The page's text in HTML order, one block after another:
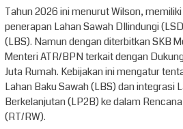
Tahun 2026 ini menurut Wilson,
penerapan Lahan Sawah DIlindungi
(LBS). Namun dengan diterbitkan SKB
Menteri ATR/BPN terkait dengan
Juta Rumah. Kebijakan ini mengatur
Lahan Baku Sawah (LBS) dan integrasi
Berkelanjutan (LP2B) ke dalam
(RT/RW).